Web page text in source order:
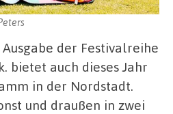
der Festivalreihe
bietet auch dieses Jahr
in der Nordstadt.
und draußen in zwei